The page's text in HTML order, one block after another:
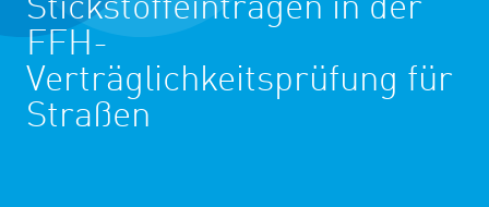
Stickstoffeinträgen in der
FFH-
Verträglichkeitsprüfung für
Straßen